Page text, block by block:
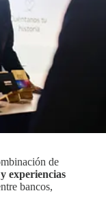
de
experiencias
bancos,